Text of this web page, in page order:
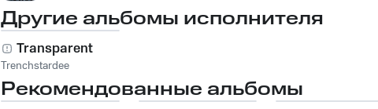
Другие альбомы исполнителя
Transparent
Trenchstardee
Рекомендованные альбомы